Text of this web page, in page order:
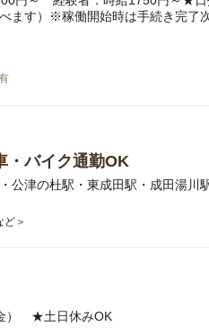
ます）※稼働開始時は手続き完了
・バイク通勤OK
公津の杜駅・東成田駅・成田湯川
ど＞
） ★土日休みOK